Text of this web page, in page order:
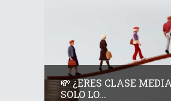
💸 ¿ERES CLASE
SOLO LO...